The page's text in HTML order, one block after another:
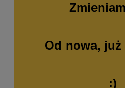
Od nowa, już
:)